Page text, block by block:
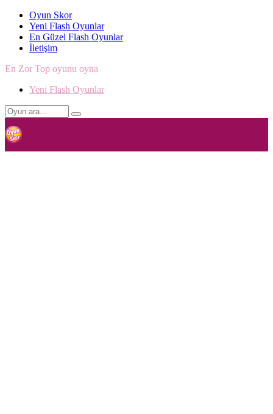
Oyun Skor
Yeni Flash Oyunlar
En Güzel Flash Oyunlar
İletişim
En Zor Top oyunu oyna
Yeni Flash Oyunlar